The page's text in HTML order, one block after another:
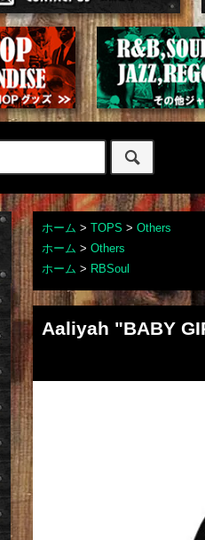
ホーム > TOPS > Others
ホーム > Others
ホーム > RBSoul
Aaliyah "BABY